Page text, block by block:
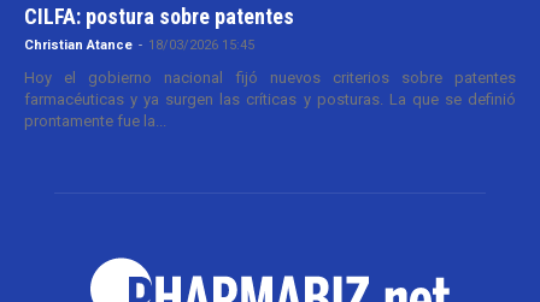
CILFA: postura sobre patentes
Christian Atance - 18/03/2026 15:45
Hoy el gobierno nacional fijó nuevos criterios sobre patentes
farmacéuticas y ya surgen las críticas y posturas. La que se definió
prontamente fue la...